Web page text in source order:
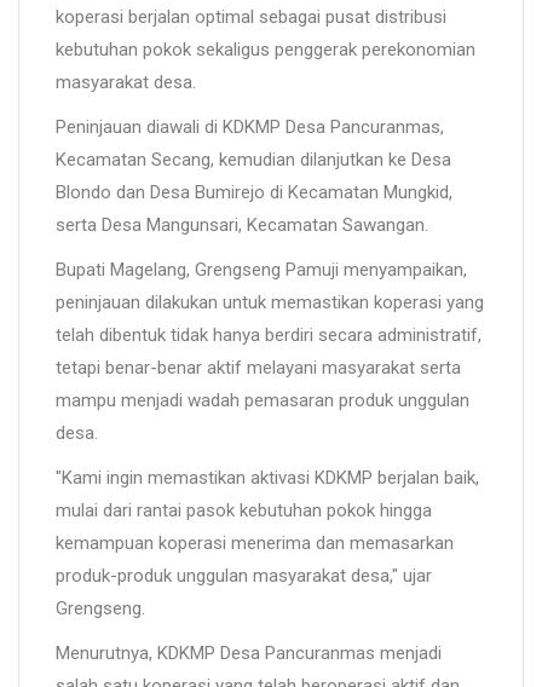
koperasi berjalan optimal sebagai pusat distribusi
kebutuhan pokok sekaligus penggerak perekonomian
masyarakat desa.
Peninjauan diawali di KDKMP Desa Pancuranmas,
Kecamatan Secang, kemudian dilanjutkan ke Desa
Blondo dan Desa Bumirejo di Kecamatan Mungkid,
serta Desa Mangunsari, Kecamatan Sawangan.
Bupati Magelang, Grengseng Pamuji menyampaikan,
peninjauan dilakukan untuk memastikan koperasi yang
telah dibentuk tidak hanya berdiri secara administratif,
tetapi benar-benar aktif melayani masyarakat serta
mampu menjadi wadah pemasaran produk unggulan
desa.
"Kami ingin memastikan aktivasi KDKMP berjalan baik,
mulai dari rantai pasok kebutuhan pokok hingga
kemampuan koperasi menerima dan memasarkan
produk-produk unggulan masyarakat desa," ujar
Grengseng.
Menurutnya, KDKMP Desa Pancuranmas menjadi